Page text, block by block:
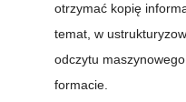
otrzymać kopię
temat, w
odczytu
formacie.